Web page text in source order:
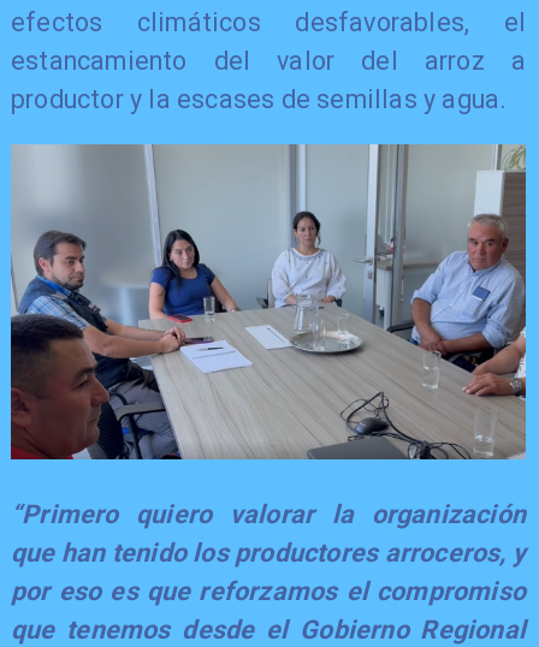
efectos climáticos desfavorables, el
estancamiento del valor del arroz a
productor y la escases de semillas y agua.
“Primero quiero valorar la organización
que han tenido los productores arroceros, y
por eso es que reforzamos el compromiso
que tenemos desde el Gobierno Regional